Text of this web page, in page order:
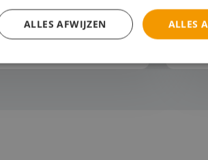
ALLES
ALLES AFWIJZEN